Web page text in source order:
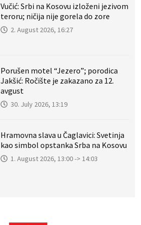
Vučić: Srbi na Kosovu izloženi jezivom
teroru; ničija nije gorela do zore
2. August 2026, 16:27
Porušen motel “Jezero”; porodica
Jakšić: Ročište je zakazano za 12.
avgust
30. July 2026, 13:19
Hramovna slava u Čaglavici: Svetinja
kao simbol opstanka Srba na Kosovu
1. August 2026, 13:00 -> 14:03